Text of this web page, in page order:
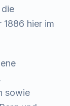
1886 hier im
sowie